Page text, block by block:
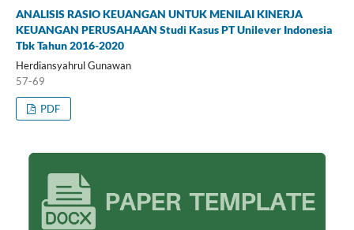
ANALISIS RASIO KEUANGAN UNTUK MENILAI KINERJA
KEUANGAN PERUSAHAAN Studi Kasus PT Unilever Indonesia
Tbk Tahun 2016-2020
Herdiansyahrul Gunawan
57-69
PDF